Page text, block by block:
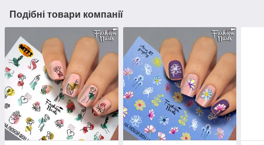
Подібні товари компанії